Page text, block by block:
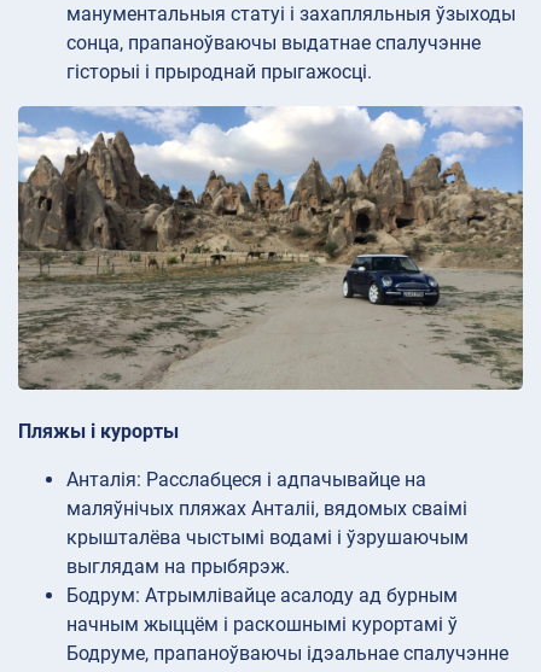
манументальныя статуі і захапляльныя ўзыходы
сонца, прапаноўваючы выдатнае спалучэнне
гісторыі і прыроднай прыгажосці.
Пляжы і курорты
Анталія: Расслабцеся і адпачывайце на
маляўнічых пляжах Анталіі, вядомых сваімі
крышталёва чыстымі водамі і ўзрушаючым
выглядам на прыбярэж.
Бодрум: Атрымлівайце асалоду ад бурным
начным жыццём і раскошнымі курортамі ў
Бодруме, прапаноўваючы ідэальнае спалучэнне